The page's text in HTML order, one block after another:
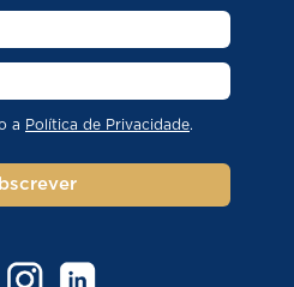
a Política de Privacidade.